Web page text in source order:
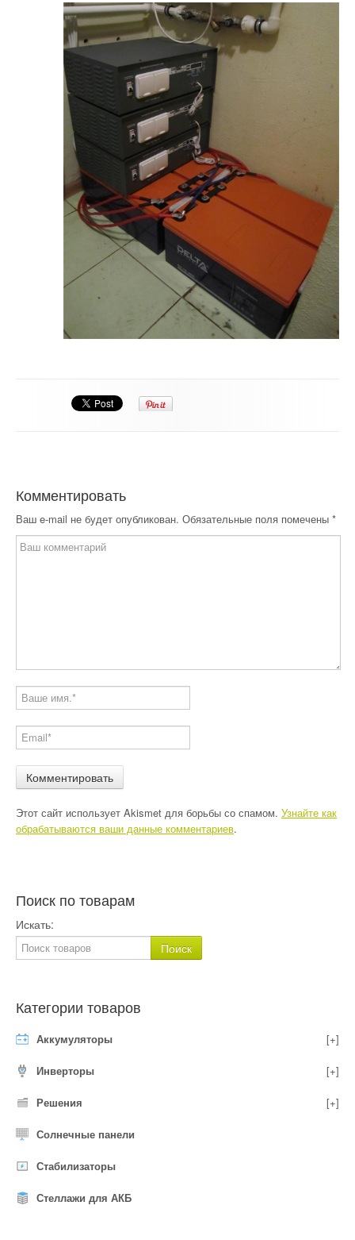
Комментировать
Ваш e-mail не будет опубликован. Обязательные поля помечены *
Этот сайт использует Akismet для борьбы со спамом. Узнайте как
обрабатываются ваши данные комментариев.
Поиск по товарам
Искать:
Категории товаров
Аккумуляторы [+]
Инверторы [+]
Решения [+]
Солнечные панели
Стабилизаторы
Стеллажи для АКБ